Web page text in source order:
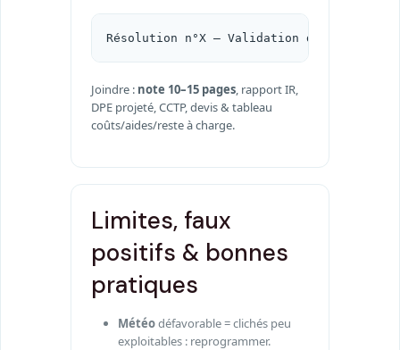
Résolution n°X — Validation de la
Joindre : note 10–15 pages, rapport IR,
DPE projeté, CCTP, devis & tableau
coûts/aides/reste à charge.
Limites, faux
positifs & bonnes
pratiques
Météodéfavorable = clichés peu
exploitables : reprogrammer.